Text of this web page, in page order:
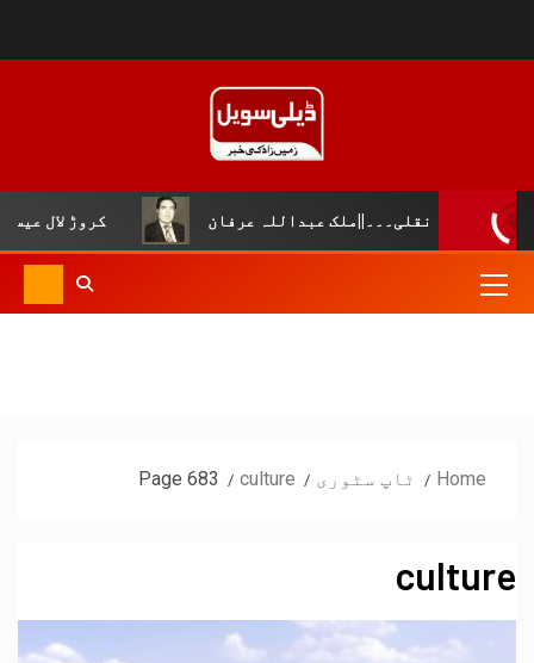
کروڑ لال عیسن :چوپال نقلی۔۔۔||ملک عبداللہ عرفان
Home ٹاپ سٹوری culture
Page 683
culture